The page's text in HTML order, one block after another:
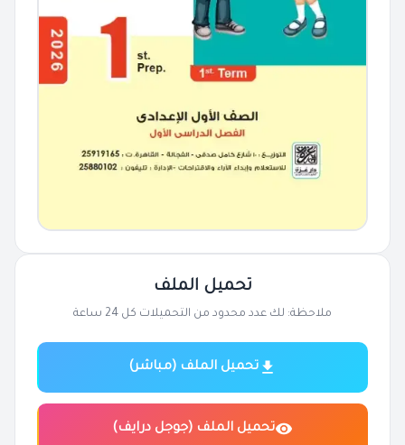
تحميل الملف
ملاحظة: لك عدد محدود من التحميلات كل 24 ساعة
تحميل الملف (مباشر)
تحميل الملف (جوجل درايف)